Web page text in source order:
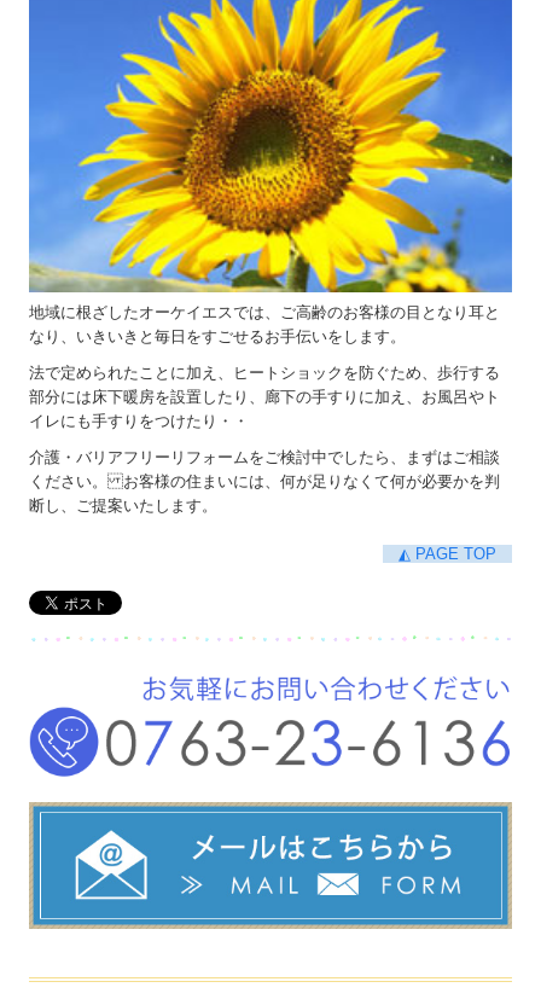
地域に根ざしたオーケイエスでは、ご高齢のお客様の目となり耳と
なり、いきいきと毎日をすごせるお手伝いをします。
法で定められたことに加え、ヒートショックを防ぐため、歩行する
部分には床下暖房を設置したり、廊下の手すりに加え、お風呂やト
イレにも手すりをつけたり・・
介護・バリアフリーリフォームをご検討中でしたら、まずはご相談
ください。 お客様の住まいには、何が足りなくて何が必要かを判
断し、ご提案いたします。
◭ PAGE TOP